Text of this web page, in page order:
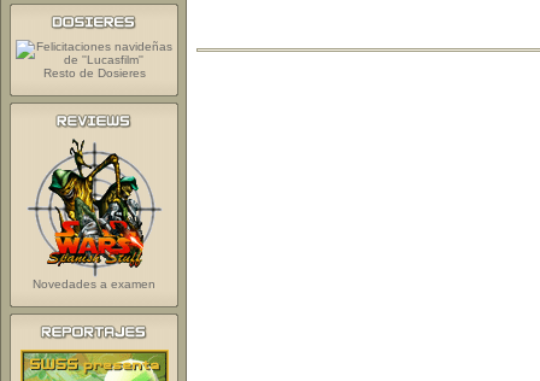
Resto de Dosieres
Novedades a examen